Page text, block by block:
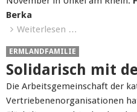
Berka
Weiterlesen …
ERMLANDFAMILIE
Solidarisch mit
Die Arbeitsgemeinschaft der
Vertriebenenorganisationen